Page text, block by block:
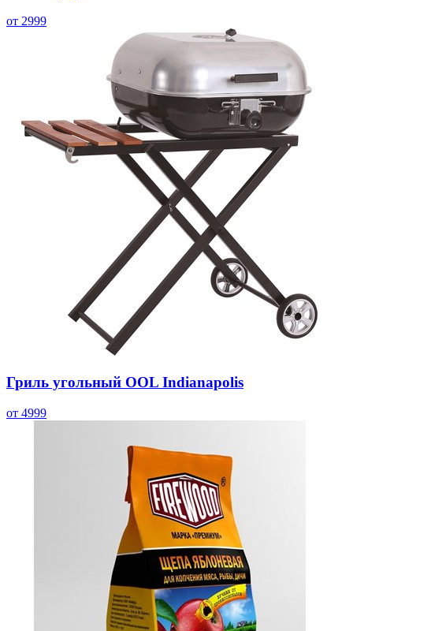
от 2999
Гриль угольный OOL Indianapolis
от 4999